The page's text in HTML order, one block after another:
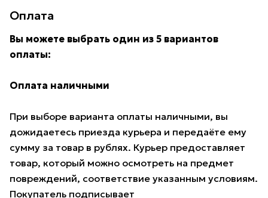
Оплата
Вы можете выбрать один из 5 вариантов
оплаты:
Оплата наличными
При выборе варианта оплаты наличными, вы
дожидаетесь приезда курьера и передаёте ему
сумму за товар в рублях. Курьер предоставляет
товар, который можно осмотреть на предмет
повреждений, соответствие указанным условиям.
Покупатель подписывает